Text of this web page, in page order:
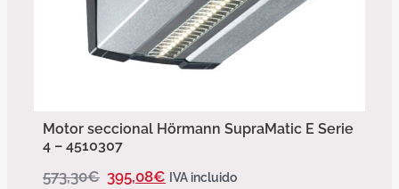
Motor seccional Hörmann SupraMatic E Serie
4 – 4510307
573,30€ 395,08€ IVA incluido